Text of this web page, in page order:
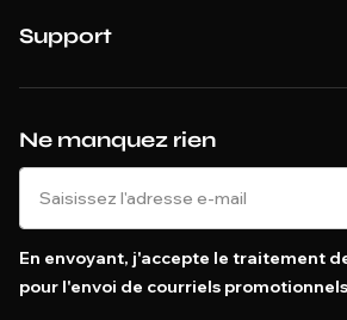
Ne manquez rien
En envoyant, j'accepte le traitement
pour l'envoi de courriels
Support